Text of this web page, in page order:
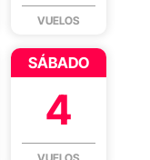
VUELOS
SÁBADO
4